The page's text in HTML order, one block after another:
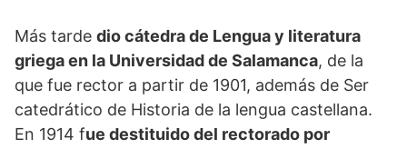
Más tarde dio cátedra de Lengua y literatura
griega en la Universidad de Salamanca, de la
que fue rector a partir de 1901, además de Ser
catedrático de Historia de la lengua castellana.
En 1914 fue destituido del rectorado por